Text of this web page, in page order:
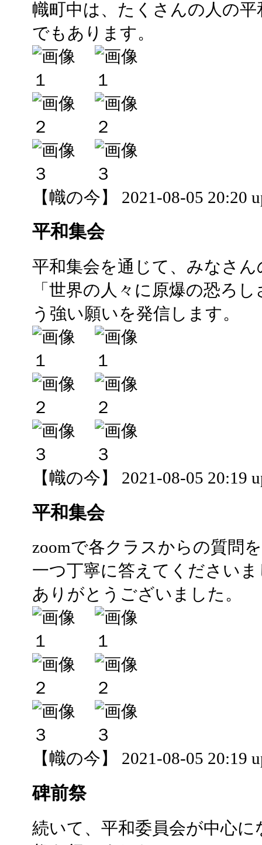
幟町中は、たくさんの人の
でもあります。
【幟の今】 2021-08-05 20:20
平和集会
平和集会を通じて、みなさ
「世界の人々に原爆の恐ろ
う強い願いを発信します。
【幟の今】 2021-08-05 20:19
平和集会
zoomで各クラスからの質問
一つ丁寧に答えてください
ありがとうございました。
【幟の今】 2021-08-05 20:19
碑前祭
続いて、平和委員会が中心